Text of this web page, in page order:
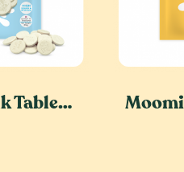
Moomilk Milk Tablet - Milk Flavour